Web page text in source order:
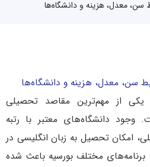
از مهم‌ترین مقاصد تحصیلی
وجود دانشگاه‌های معتبر با رتبه
امکان تحصیل به زبان انگلیسی در
مختلف بورسیه باعث شده